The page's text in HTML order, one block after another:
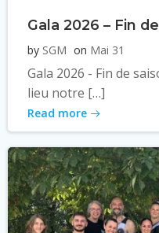
Gala 2026 – Fin
by SGM on Mai 31
Gala 2026 - Fin de
lieu notre […]
Read more